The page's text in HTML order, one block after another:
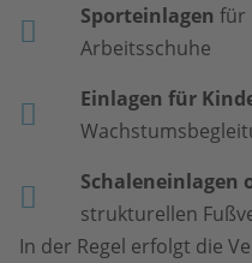
Sporteinlagen für
Arbeitsschuhe
Einlagen für
Schaleneinlagen
strukturellen
In der Regel erfolgt die